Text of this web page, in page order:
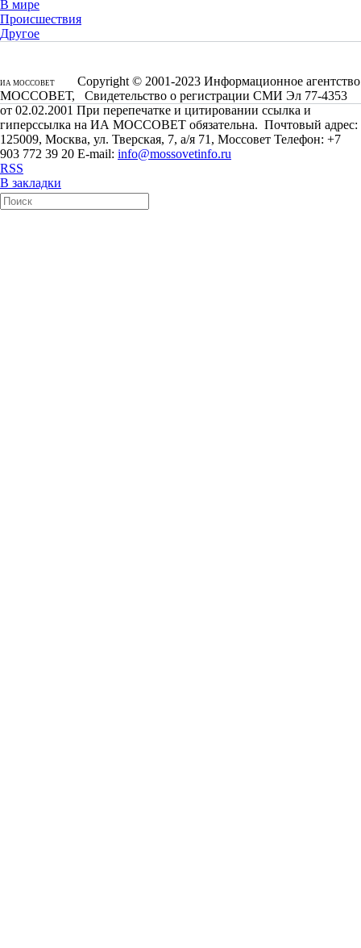
В мире
Происшествия
Другое
ИА МОССОВЕТ
Copyright © 2001-2023 Информационное агентство
МОССОВЕТ, Свидетельство о регистрации СМИ Эл 77-4353
от 02.02.2001 При перепечатке и цитировании ссылка и
гиперссылка на ИА МОССОВЕТ обязательна. Почтовый адрес:
125009, Москва, ул. Тверская, 7, а/я 71, Моссовет Телефон: +7
903 772 39 20 E-mail: info@mossovetinfo.ru
RSS
В закладки